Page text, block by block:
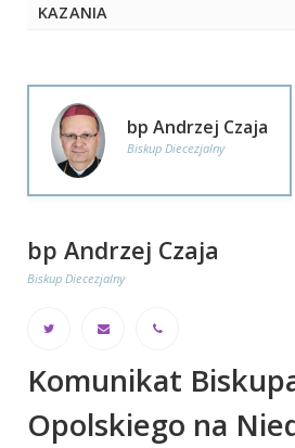
KAZANIA
bp Andrzej Czaja
Biskup Diecezjalny
bp Andrzej Czaja
Biskup Diecezjalny
Komunikat
Opolskiego na